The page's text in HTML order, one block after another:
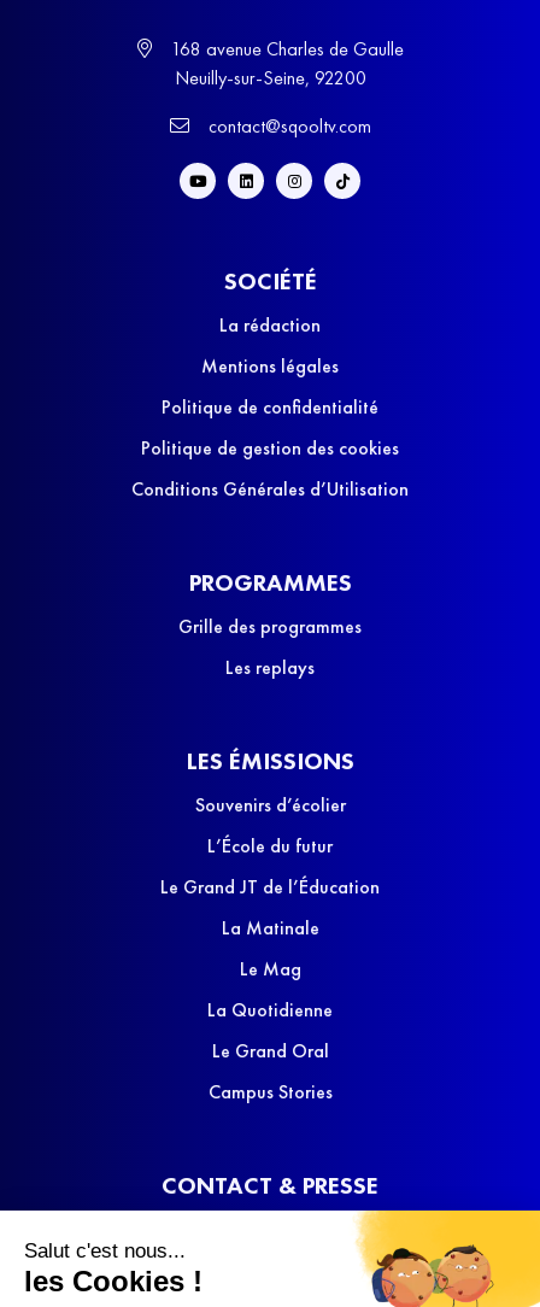
Salut c'est nous...
les Cookies !
168 avenue Charles de Gaulle
Neuilly-sur-Seine, 92200
contact@sqooltv.com
SOCIÉTÉ
La rédaction
Mentions légales
Politique de confidentialité
Politique de gestion des cookies
Conditions Générales d’Utilisation
PROGRAMMES
Grille des programmes
Les replays
LES ÉMISSIONS
Souvenirs d’écolier
L’École du futur
Le Grand JT de l’Éducation
La Matinale
Le Mag
La Quotidienne
Le Grand Oral
Campus Stories
CONTACT & PRESSE